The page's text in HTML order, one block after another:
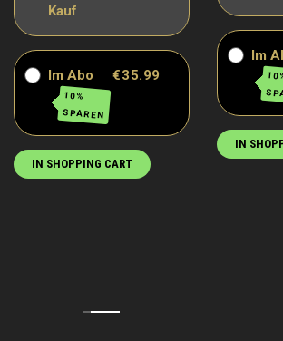
Kauf
Im Abo
10%
SPAREN
€35.99
IN SHOPPING CART
Im
IN